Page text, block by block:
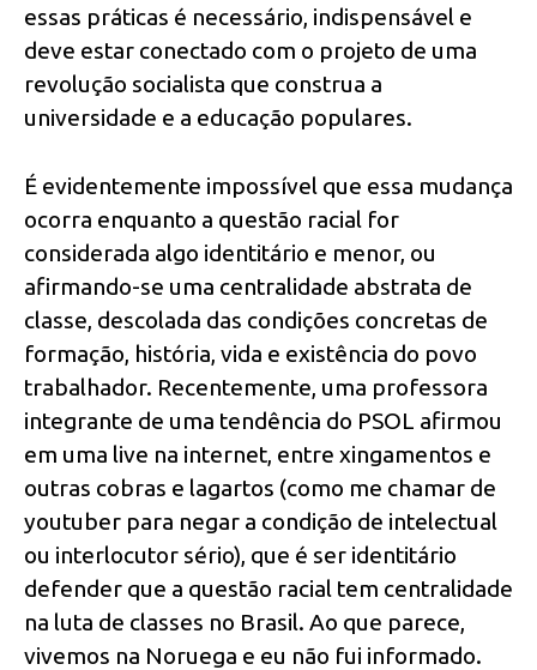
essas práticas é necessário, indispensável e
deve estar conectado com o projeto de uma
revolução socialista que construa a
universidade e a educação populares.
É evidentemente impossível que essa mudança
ocorra enquanto a questão racial for
considerada algo identitário e menor, ou
afirmando-se uma centralidade abstrata de
classe, descolada das condições concretas de
formação, história, vida e existência do povo
trabalhador. Recentemente, uma professora
integrante de uma tendência do PSOL afirmou
em uma live na internet, entre xingamentos e
outras cobras e lagartos (como me chamar de
youtuber para negar a condição de intelectual
ou interlocutor sério), que é ser identitário
defender que a questão racial tem centralidade
na luta de classes no Brasil. Ao que parece,
vivemos na Noruega e eu não fui informado.